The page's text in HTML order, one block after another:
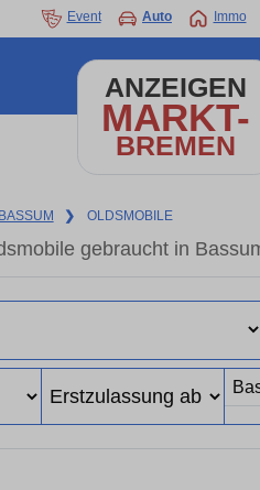
Event Auto Immo
ANZEIGEN
MARKT-
BREMEN
BASSUM ❯ OLDSMOBILE
gebraucht in